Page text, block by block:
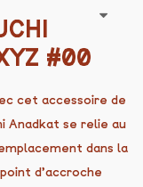
#00
cet accessoire de
Anadkat se relie au
dans la
d’accroche